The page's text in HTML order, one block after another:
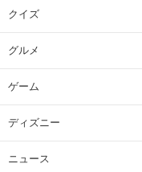
クイズ
グルメ
ゲーム
ディズニー
ニュース